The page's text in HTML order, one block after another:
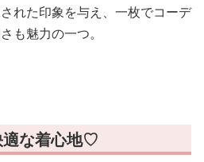
れた印象を与え、一枚でコーデ
も魅力の一つ。
適な着心地♡